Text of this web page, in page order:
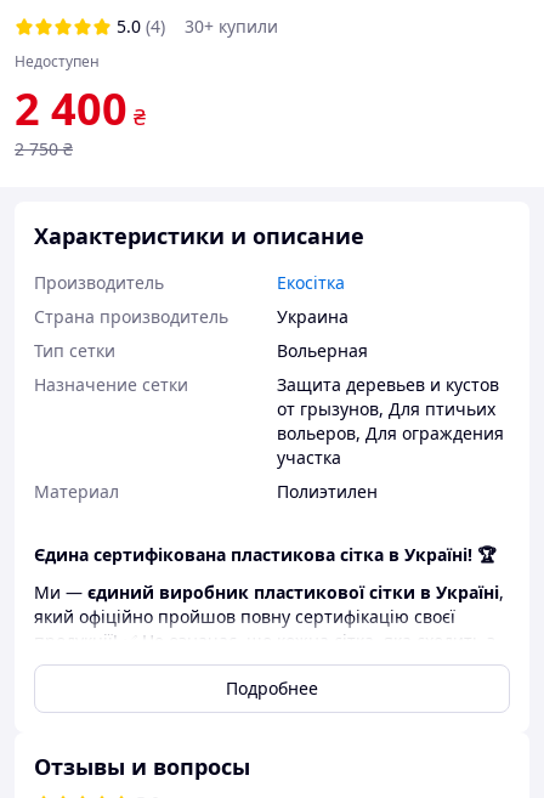
5.0 (4) 30+ купили
Недоступен
2 400 ₴
2 750 ₴
Характеристики и описание
Производитель
Екосітка
Страна производитель
Украина
Тип сетки
Вольерная
Назначение сетки
Защита деревьев и кустов
от грызунов, Для птичьих
вольеров, Для ограждения
участка
Материал
Полиэтилен
Єдина сертифікована пластикова сітка в Україні! 🏆
Ми — єдиний виробник пластикової сітки в Україні,
який офіційно пройшов повну сертифікацію своєї
продукції! ✅ Це означає, що кожна сітка, яка сходить з
нашого конвеєра, відповідає найвищим стандартам
якості та безпеки, що підтверджено незалежними
експертами.
Сетка подходит для использования в качестве
Подробнее
Отзывы и вопросы